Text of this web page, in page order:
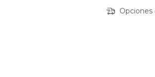
Opciones